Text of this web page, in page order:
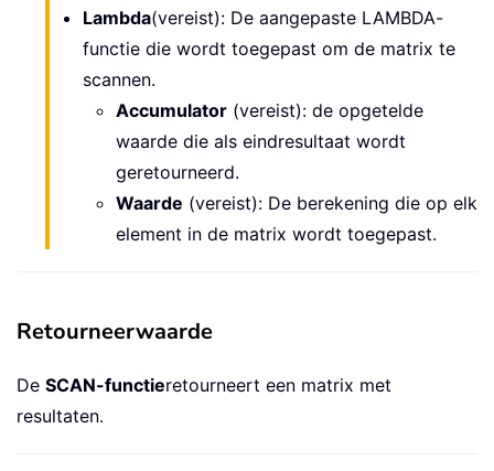
Lambda(vereist): De aangepaste LAMBDA-
functie die wordt toegepast om de matrix te
scannen.
Accumulator (vereist): de opgetelde
waarde die als eindresultaat wordt
geretourneerd.
Waarde (vereist): De berekening die op elk
element in de matrix wordt toegepast.
Retourneerwaarde
De SCAN-functieretourneert een matrix met
resultaten.